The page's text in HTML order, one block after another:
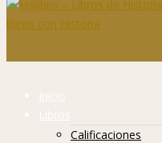
Inicio
Libros
Calificaciones